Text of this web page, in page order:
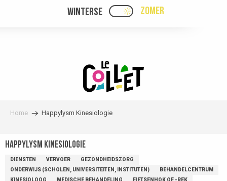
PAGE D’ACCUEIL ACTUELLE ÉTÉ :
WINTERSE PAGE D’ACCUEIL
ZOMER
Home Happylysm Kinesiologie
Happylysm Kinesiologie
DIENSTEN VERVOER
GEZONDHEIDSZORG
ONDERWIJS (SCHOLEN, UNIVERSITEITEN, INSTITUTEN)
BEHANDELCENTRUM